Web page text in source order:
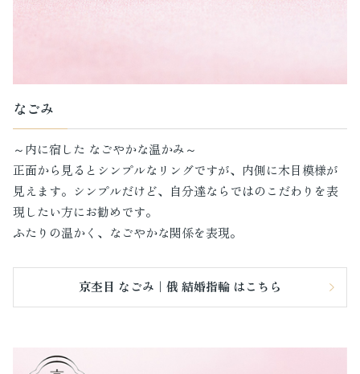
なごみ
～内に宿した なごやかな温かみ～
正面から見るとシンプルなリングですが、内側に木目模様が
見えます。シンプルだけど、自分達ならではのこだわりを表
現したい方にお勧めです。
ふたりの温かく、なごやかな関係を表現。
京杢目 なごみ｜俄 結婚指輪 はこちら